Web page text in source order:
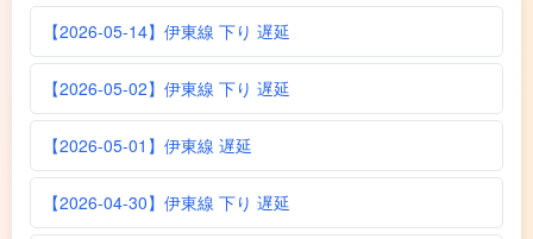
【2026-05-14】伊東線 下り 遅延
【2026-05-02】伊東線 下り 遅延
【2026-05-01】伊東線 遅延
【2026-04-30】伊東線 下り 遅延